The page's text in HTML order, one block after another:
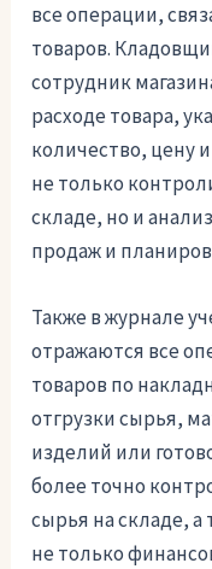
все операции,
товаров.
сотрудник
расходе товара,
количество, цену
не только
складе, но и
продаж и
Также в журнале
отражаются все
товаров по
отгрузки сырья,
изделий или
более точно
сырья на складе, а
не только